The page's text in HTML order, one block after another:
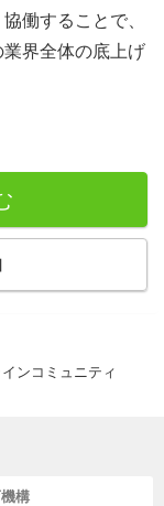
働することで、
界全体の底上げ
ンコミュニティ
構